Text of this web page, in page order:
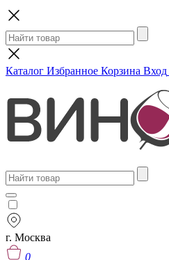
Каталог Избранное Корзина Вход
г. Москва
0